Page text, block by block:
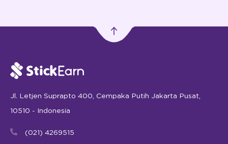
Jl. Letjen Suprapto 400, Cempaka Putih Jakarta Pusat,
10510 - Indonesia
(021) 4269515